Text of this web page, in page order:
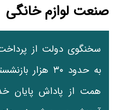
صنعت لوازم خانگی
همت از پاداش پایان